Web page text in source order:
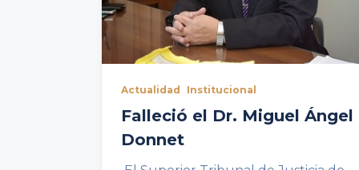
Actualidad Institucional
Falleció el Dr. Miguel Ángel
Donnet